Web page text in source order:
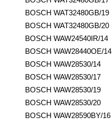
BOSCH WAT32480GB/19
BOSCH WAT32480GB/20
BOSCH WAW24540IR/14
BOSCH WAW28440OE/14
BOSCH WAW28530/14
BOSCH WAW28530/17
BOSCH WAW28530/19
BOSCH WAW28530/20
BOSCH WAW28590BY/16